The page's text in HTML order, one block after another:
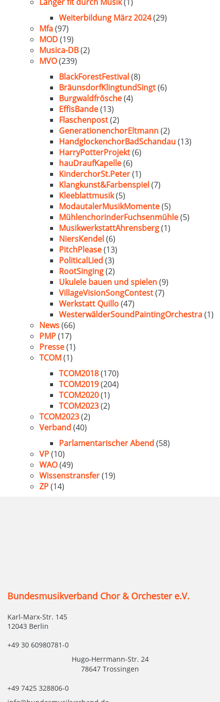
Weiterbildung März 2024(29)
Mfa(97)
MOD(19)
Musica-DB(2)
MVO(239)
BlackForestFestival(8)
BräunsdorfKlingtundSingt(6)
Burgwaldfrösche(4)
EffisBande(13)
Flaschenpost(2)
GenerationenchorEltmann(2)
HandglockenchorBadSchandau(13)
HarryPotterProjekt(6)
hauDraufKapelle(6)
KinderchorSt.Peter(1)
Klangkunst&Farbenspiel(7)
Kleeblattmusik(5)
ModautalerMusikMomente(5)
MühlenchorinderFuchsenmühle(5)
MusikwerkstattAhrensberg(1)
NiersKendel(6)
PitchPlease(13)
PoliticalLied (3)
RootSinging(2)
Ukulele bauen und spielen(9)
VillageVisionSongContest(7)
Werkstatt Quillo(47)
WesterwälderSoundPaintingOrchestra(1)
News(66)
PMP(17)
Presse(1)
TCOM(1)
TCOM2018(170)
TCOM2019(204)
TCOM2020(1)
TCOM2023(2)
TCOM2023(2)
Verband (40)
Parlamentarischer Abend (58)
VP(10)
WAO(49)
Wissenstransfer(19)
ZP(14)
Bundesmusikverband Chor & Orchester e.V.
Karl-Marx-Str. 145
12043 Berlin
+49 30 60980781-0
Hugo-Herrmann-Str. 24
78647 Trossingen
+49 7425 328806-0